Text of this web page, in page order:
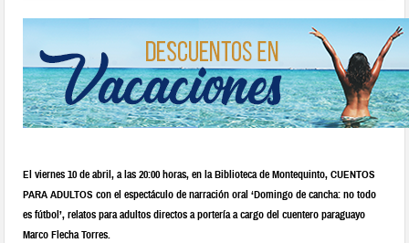
El viernes 10 de abril, a las 20:00 horas, en la Biblioteca de Montequinto, CUENTOS
PARA ADULTOS con el espectáculo de narración oral ‘Domingo de cancha: no todo
es fútbol’, relatos para adultos directos a portería a cargo del cuentero paraguayo
Marco Flecha Torres.